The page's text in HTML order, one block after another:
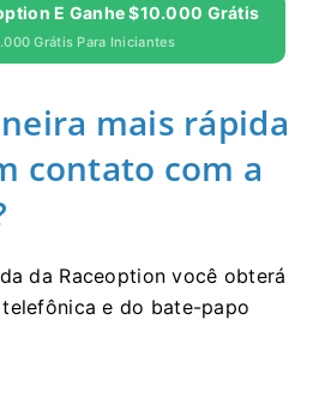
E Ganhe $10.000 Grátis
Grátis Para Iniciantes
mais rápida
contato com a
da Raceoption você obterá
e do bate-papo